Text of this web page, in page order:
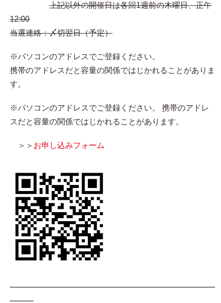
上記以外の開催日は各回1週前の木曜日、正午
12:00
当選連絡：〆切翌日（予定）
※パソコンのアドレスでご登録ください。
携帯のアドレスだと容量の関係ではじかれることがありま
す。
※パソコンのアドレスでご登録ください。 携帯のアドレ
スだと容量の関係ではじかれることがあります。
＞＞ お申し込みフォーム
━━━━━━━━━━━━━━━━━━━━━━━━━━
━━━